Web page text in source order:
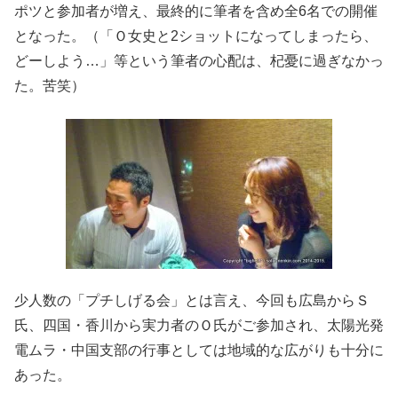
ポツと参加者が増え、最終的に筆者を含め全6名での開催
となった。（「Ｏ女史と2ショットになってしまったら、
どーしよう…」等という筆者の心配は、杞憂に過ぎなかっ
た。苦笑）
少人数の「プチしげる会」とは言え、今回も広島からＳ
氏、四国・香川から実力者のＯ氏がご参加され、太陽光発
電ムラ・中国支部の行事としては地域的な広がりも十分に
あった。